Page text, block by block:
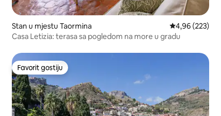
Stan u mjestu Taormina prosječna
4,96 (223)
Casa Letizia: terasa sa pogledom na more u gradu
Favorit gostiju
Favorit gostiju